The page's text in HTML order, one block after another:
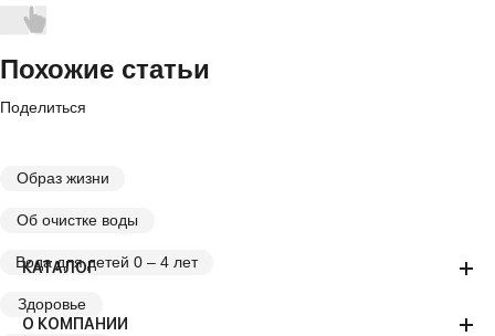
Поделиться
Образ жизни
Об очистке воды
Вода для детей 0 – 4 лет
Здоровье
Похожие статьи
КАТАЛОГ
О КОМПАНИИ